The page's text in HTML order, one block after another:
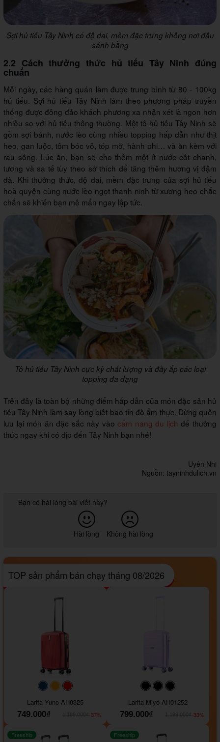
Sợi hủ tiếu Tây Ninh có độ dai, mềm đặc trưng không nơi đâu
sánh bằng
2.2 Cách thưởng thức hủ tiếu Tây Ninh đúng
chuẩn
Mỗi ngày, các hàng quán làm được trung bình từ 80 - 100kg
hủ tiếu. Sợi hủ tiếu Tây Ninh làm theo phương pháp truyền
thống được đông đảo khách phương xa nhận xét là ngon hơn
nhiều so với hủ tiếu thông thường. Một tô hủ tiếu Tây Ninh sẽ
gồm sợi bánh, nước lèo cùng nhiều topping hấp dẫn như thịt
heo, gan luộc, tôm bóc vỏ, tóp mỡ, hành phi… và ăn kèm với
rau sống. Lúc ăn, bạn sẽ cho thêm một ít nước cốt chanh,
tương và sa tế tùy theo sở thích để tăng thêm hương vị đậm
đà. Khi thưởng thức, độ dai, mềm đặc trưng của sợi hủ tiếu
hoà quyện cùng nước lèo ngọt thanh ninh từ xương heo chắc
chắn sẽ khiến bạn mê mẩn ngay lập tức.
Tô hủ tiếu Tây Ninh cực kỳ chất lượng và đầy ắp các loại
topping đa dạng
Trên đây là toàn bộ những điểm hấp dẫn của món đặc sản hủ
tiếu Tây Ninh làm say lòng biết bao tín đồ ẩm thực. Đừng quên
lưu lại món ăn đặc sắc này vào cẩm nang du lịch để thưởng
thức ngay khi có dịp đến Tây Ninh bạn nhé!
Uyên Nhi
Nguồn: tayninhdulich.vn
Bạn có hài lòng bài viết này?
Hài lòng Không hài lòng
TOP sản phẩm bán chạy tháng 08/2026
#093f69#ffa500
Larita Yuno AH0325
749.000₫
-37%
#000000#000000
Larita Miyo AH01252
799.000₫
-33%
Freeship Freeship